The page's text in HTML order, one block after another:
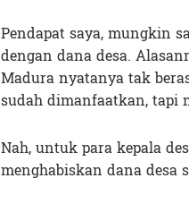
Pendapat saya, mungkin
dengan dana desa.
Madura nyatanya tak
sudah dimanfaatkan, tapi
Nah, untuk para kepala
menghabiskan dana desa